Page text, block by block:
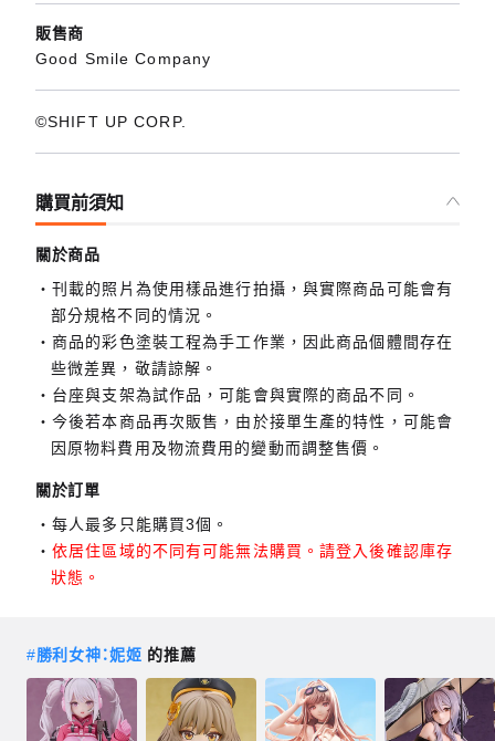
販售商
Good Smile Company
©SHIFT UP CORP.
購買前須知
關於商品
刊載的照片為使用樣品進行拍攝，與實際商品可能會有
部分規格不同的情況。
商品的彩色塗裝工程為手工作業，因此商品個體間存在
些微差異，敬請諒解。
台座與支架為試作品，可能會與實際的商品不同。
今後若本商品再次販售，由於接單生產的特性，可能會
因原物料費用及物流費用的變動而調整售價。
關於訂單
每人最多只能購買3個。
依居住區域的不同有可能無法購買。請登入後確認庫存
狀態。
#勝利女神：妮姬 的推薦